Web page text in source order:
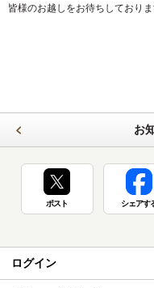
皆様のお越しをお待ちしておりま
お
ポスト シェアす
ログイン